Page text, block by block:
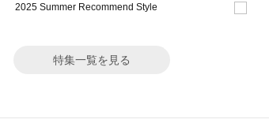
特集一覧を見る